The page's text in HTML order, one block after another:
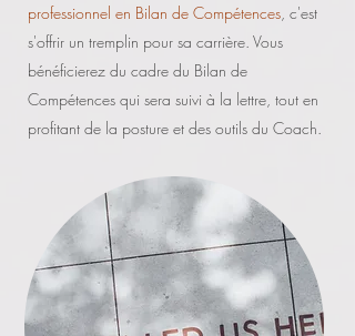
professionnel en Bilan de Compétences , c'est
s'offrir un tremplin pour sa carrière. Vous
bénéficierez du cadre du Bilan de
Compétences qui sera suivi à la lettre, tout en
profitant de la posture et des outils du Coach.